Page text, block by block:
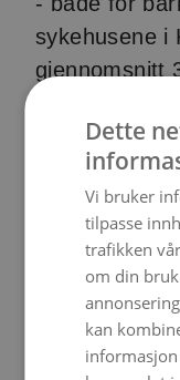
sykehusene i
gjennomsnitt
Dette
Vi bruker
tilpasse
trafikken
om din
kan